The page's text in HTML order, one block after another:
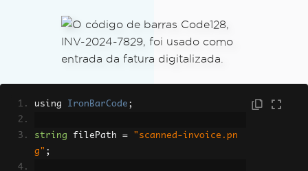
using IronBarCode ;
string filePath =
"scanned-invoice.pn
g" ;